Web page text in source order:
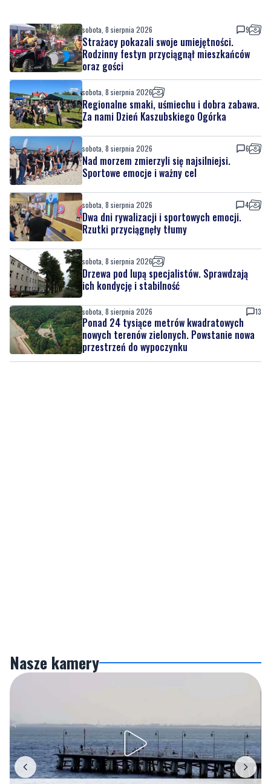
sobota, 8 sierpnia 2026 9
Strażacy pokazali swoje umiejętności.
Rodzinny festyn przyciągnął mieszkańców
oraz gości
sobota, 8 sierpnia 2026
Regionalne smaki, uśmiechu i dobra zabawa.
Za nami Dzień Kaszubskiego Ogórka
sobota, 8 sierpnia 2026 6
Nad morzem zmierzyli się najsilniejsi.
Sportowe emocje i ważny cel
sobota, 8 sierpnia 2026 4
Dwa dni rywalizacji i sportowych emocji.
Rzutki przyciągnęły tłumy
sobota, 8 sierpnia 2026
Drzewa pod lupą specjalistów. Sprawdzają
ich kondycję i stabilność
sobota, 8 sierpnia 2026 13
Ponad 24 tysiące metrów kwadratowych
nowych terenów zielonych. Powstanie nowa
przestrzeń do wypoczynku
Nasze kamery